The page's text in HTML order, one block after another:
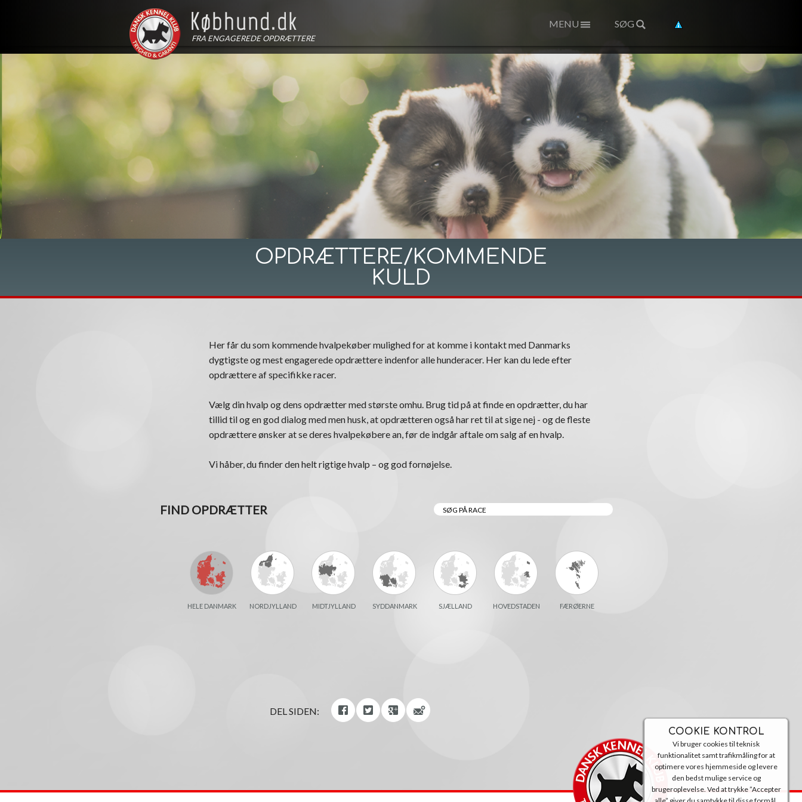
FRA ENGAGEREDE OPDRÆTTERE
SØG
MENU
COOKIE KONTROL
Vi bruger cookies til teknisk
funktionalitet samt trafikmåling for at
optimere vores hjemmeside og levere
den bedst mulige service og
brugeroplevelse. Ved at trykke ”Accepter
OPDRÆTTERE/KOMMENDE
KULD
Her får du som kommende hvalpekøber mulighed for at komme i kontakt med Danmarks
dygtigste og mest engagerede opdrættere indenfor alle hunderacer. Her kan du lede efter
opdrættere af specifikke racer.
Vælg din hvalp og dens opdrætter med største omhu. Brug tid på at finde en opdrætter, du har
tillid til og en god dialog med men husk, at opdrætteren også har ret til at sige nej - og de fleste
opdrættere ønsker at se deres hvalpekøbere an, før de indgår aftale om salg af en hvalp.
Vi håber, du finder den helt rigtige hvalp – og god fornøjelse.
FIND OPDRÆTTER
HELE DANMARK NORDJYLLAND MIDTJYLLAND SYDDANMARK SJÆLLAND HOVEDSTADEN FÆRØERNE
DEL SIDEN: